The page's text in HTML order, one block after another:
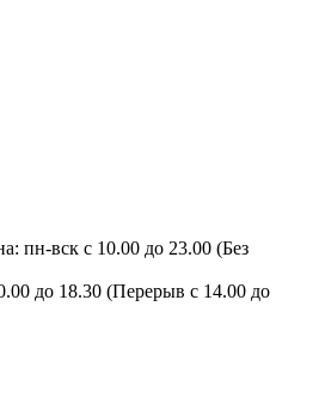
пн-вск с 10.00 до 23.00 (Без
до 18.30 (Перерыв с 14.00 до